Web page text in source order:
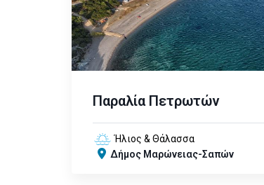
Παραλία Πετρωτών
Ήλιος & Θάλασσα
Δήμος Μαρώνειας-Σαπών